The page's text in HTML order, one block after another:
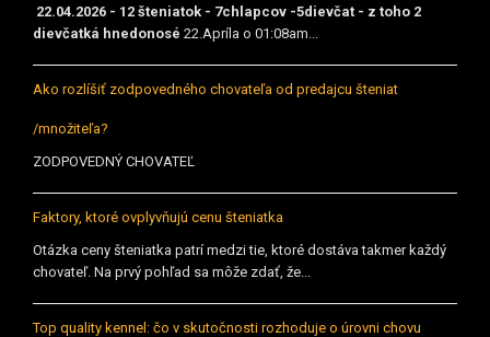
22.04.2026 - 12 šteniatok - 7chlapcov -5dievčat - z toho 2
dievčatká hnedonosé 22.Apríla o 01:08am...
Ako rozlíšiť zodpovedného chovateľa od predajcu šteniat
/množiteľa?
ZODPOVEDNÝ CHOVATEĽ
Faktory, ktoré ovplyvňujú cenu šteniatka
Otázka ceny šteniatka patrí medzi tie, ktoré dostáva takmer každý
chovateľ. Na prvý pohľad sa môže zdať, že...
Top quality kennel: čo v skutočnosti rozhoduje o úrovni chovu